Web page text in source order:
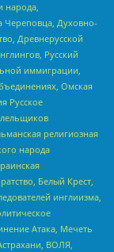
народа,
Череповца, Духовно-
Древнерусской
Русский
иммиграции,
Омская
Русское
религиозная
народа
Белый Крест,
инглиизма,
Атака, Мечеть
ВОЛЯ,